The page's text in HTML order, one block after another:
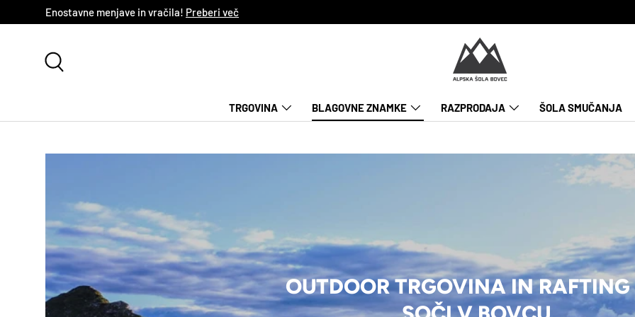
NADALJUJ NA VSEBINO
Enostavne menjave in vračila! Preberi več
TRGOVINA BLAGOVNE ZNAMKE RAZPRODAJA ŠOLA SMUČANJA
OUTDOOR TRGOVINA IN